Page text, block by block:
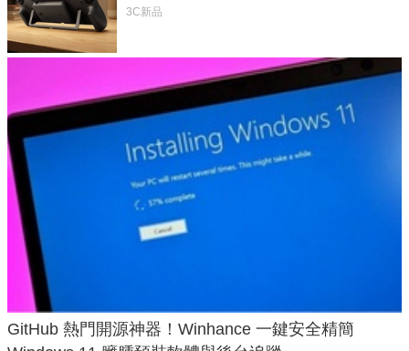
延長 1.5 倍
3C新品
GitHub 熱門開源神器！Winhance 一鍵安全精簡